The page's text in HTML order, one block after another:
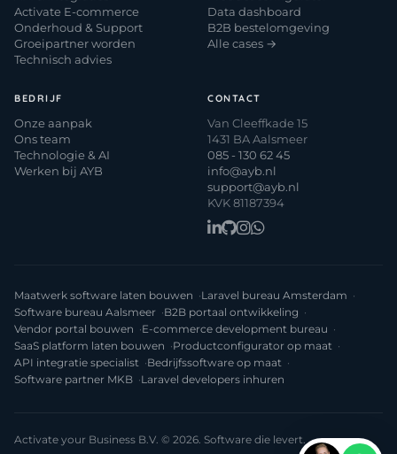
Activate E-commerce
Onderhoud & Support
Groeipartner worden
Technisch advies
Data dashboard
B2B bestelomgeving
Alle cases →
BEDRIJF
Onze aanpak
Ons team
Technologie & AI
Werken bij AYB
CONTACT
Van Cleeffkade 15
1431 BA Aalsmeer
085 - 130 62 45
info@ayb.nl
support@ayb.nl
KVK 81187394
Maatwerk software laten bouwen
Laravel bureau Amsterdam
Software bureau Aalsmeer
B2B portaal ontwikkeling
Vendor portal bouwen
E-commerce development bureau
SaaS platform laten bouwen
Productconfigurator op maat
API integratie specialist
Bedrijfssoftware op maat
Software partner MKB
Laravel developers inhuren
Activate your Business B.V. © 2026. Software die levert.